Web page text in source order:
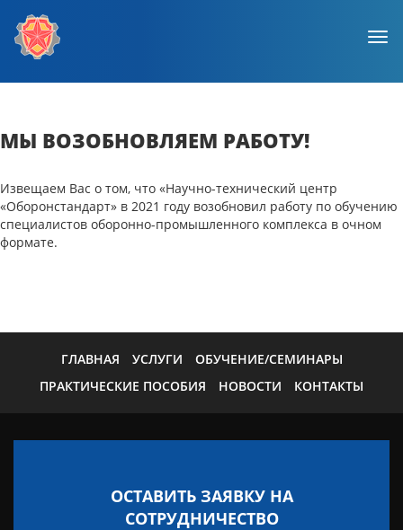
МЫ ВОЗОБНОВЛЯЕМ РАБОТУ!
Извещаем Вас о том, что «Научно-технический центр
«Оборонстандарт» в 2021 году возобновил работу по обучению
специалистов оборонно-промышленного комплекса в очном
формате.
ГЛАВНАЯ УСЛУГИ
ОБУЧЕНИЕ/СЕМИНАРЫ
ПРАКТИЧЕСКИЕ ПОСОБИЯ
НОВОСТИ КОНТАКТЫ
ОСТАВИТЬ ЗАЯВКУ НА
СОТРУДНИЧЕСТВО